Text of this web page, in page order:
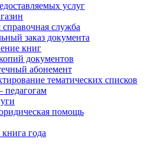
услуг
служба
заказ документа
книг
документов
абонемент
тематических списков
педагогам
помощь
года